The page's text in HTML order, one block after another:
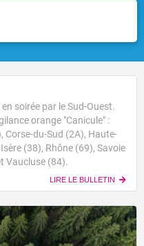
soirée par le Sud-Ouest.
orange "Canicule" :
Corse-du-Sud (2A), Haute-
(38), Rhône (69), Savoie
Vaucluse (84).
LIRE LE BULLETIN